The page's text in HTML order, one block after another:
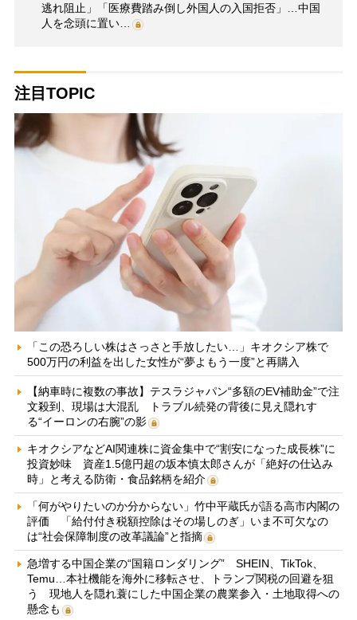
逃れ阻止」「医療費踏み倒し外国人の入国拒否」…中国
人を念頭に置い…
注目TOPIC
「この恐ろしい株はさっさと手放したい…」キオクシア株で
500万円の利益を出した女性が“夢よもう一度”と再購入
【納車時に複数の事故】テスラジャパン“多額のEV補助金”で注
文殺到、現場は大混乱 トラブル続発の背後に見え隠れす
る“イーロンの右腕”の影
キオクシアなどAI関連株に資金集中で“割安になった成長株”に
投資妙味 資産1.5億円超の坂本慎太郎さんが「絶好の仕込み
時」と考える防衛・食品銘柄を紹介
「何がやりたいのか分からない」竹中平蔵氏が語る高市内閣の
評価 「給付付き税額控除はその場しのぎ」いま不可欠なの
は“社会保障制度の改革議論”と指摘
急増する中国企業の“国籍ロンダリング” SHEIN、TikTok、
Temu…本社機能を海外に移転させ、トランプ関税の回避を狙
う 現地人を隠れ蓑にした中国企業の農業参入・土地取得への
懸念も